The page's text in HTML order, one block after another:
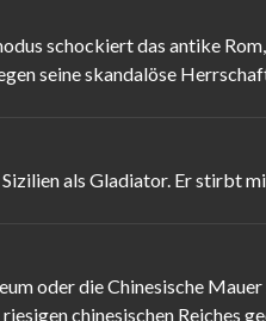
schockiert das antike
seine skandalöse
als Gladiator. Er stirbt
oder die Chinesische
chinesischen Reiches